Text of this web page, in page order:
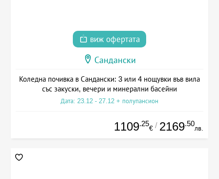
виж офертата
Сандански
Коледна почивка в Сандански: 3 или 4 нощувки във вила
със закуски, вечери и минерални басейни
Дата: 23.12 - 27.12 + полупансион
1109.25
€ / 2169.50
лв.